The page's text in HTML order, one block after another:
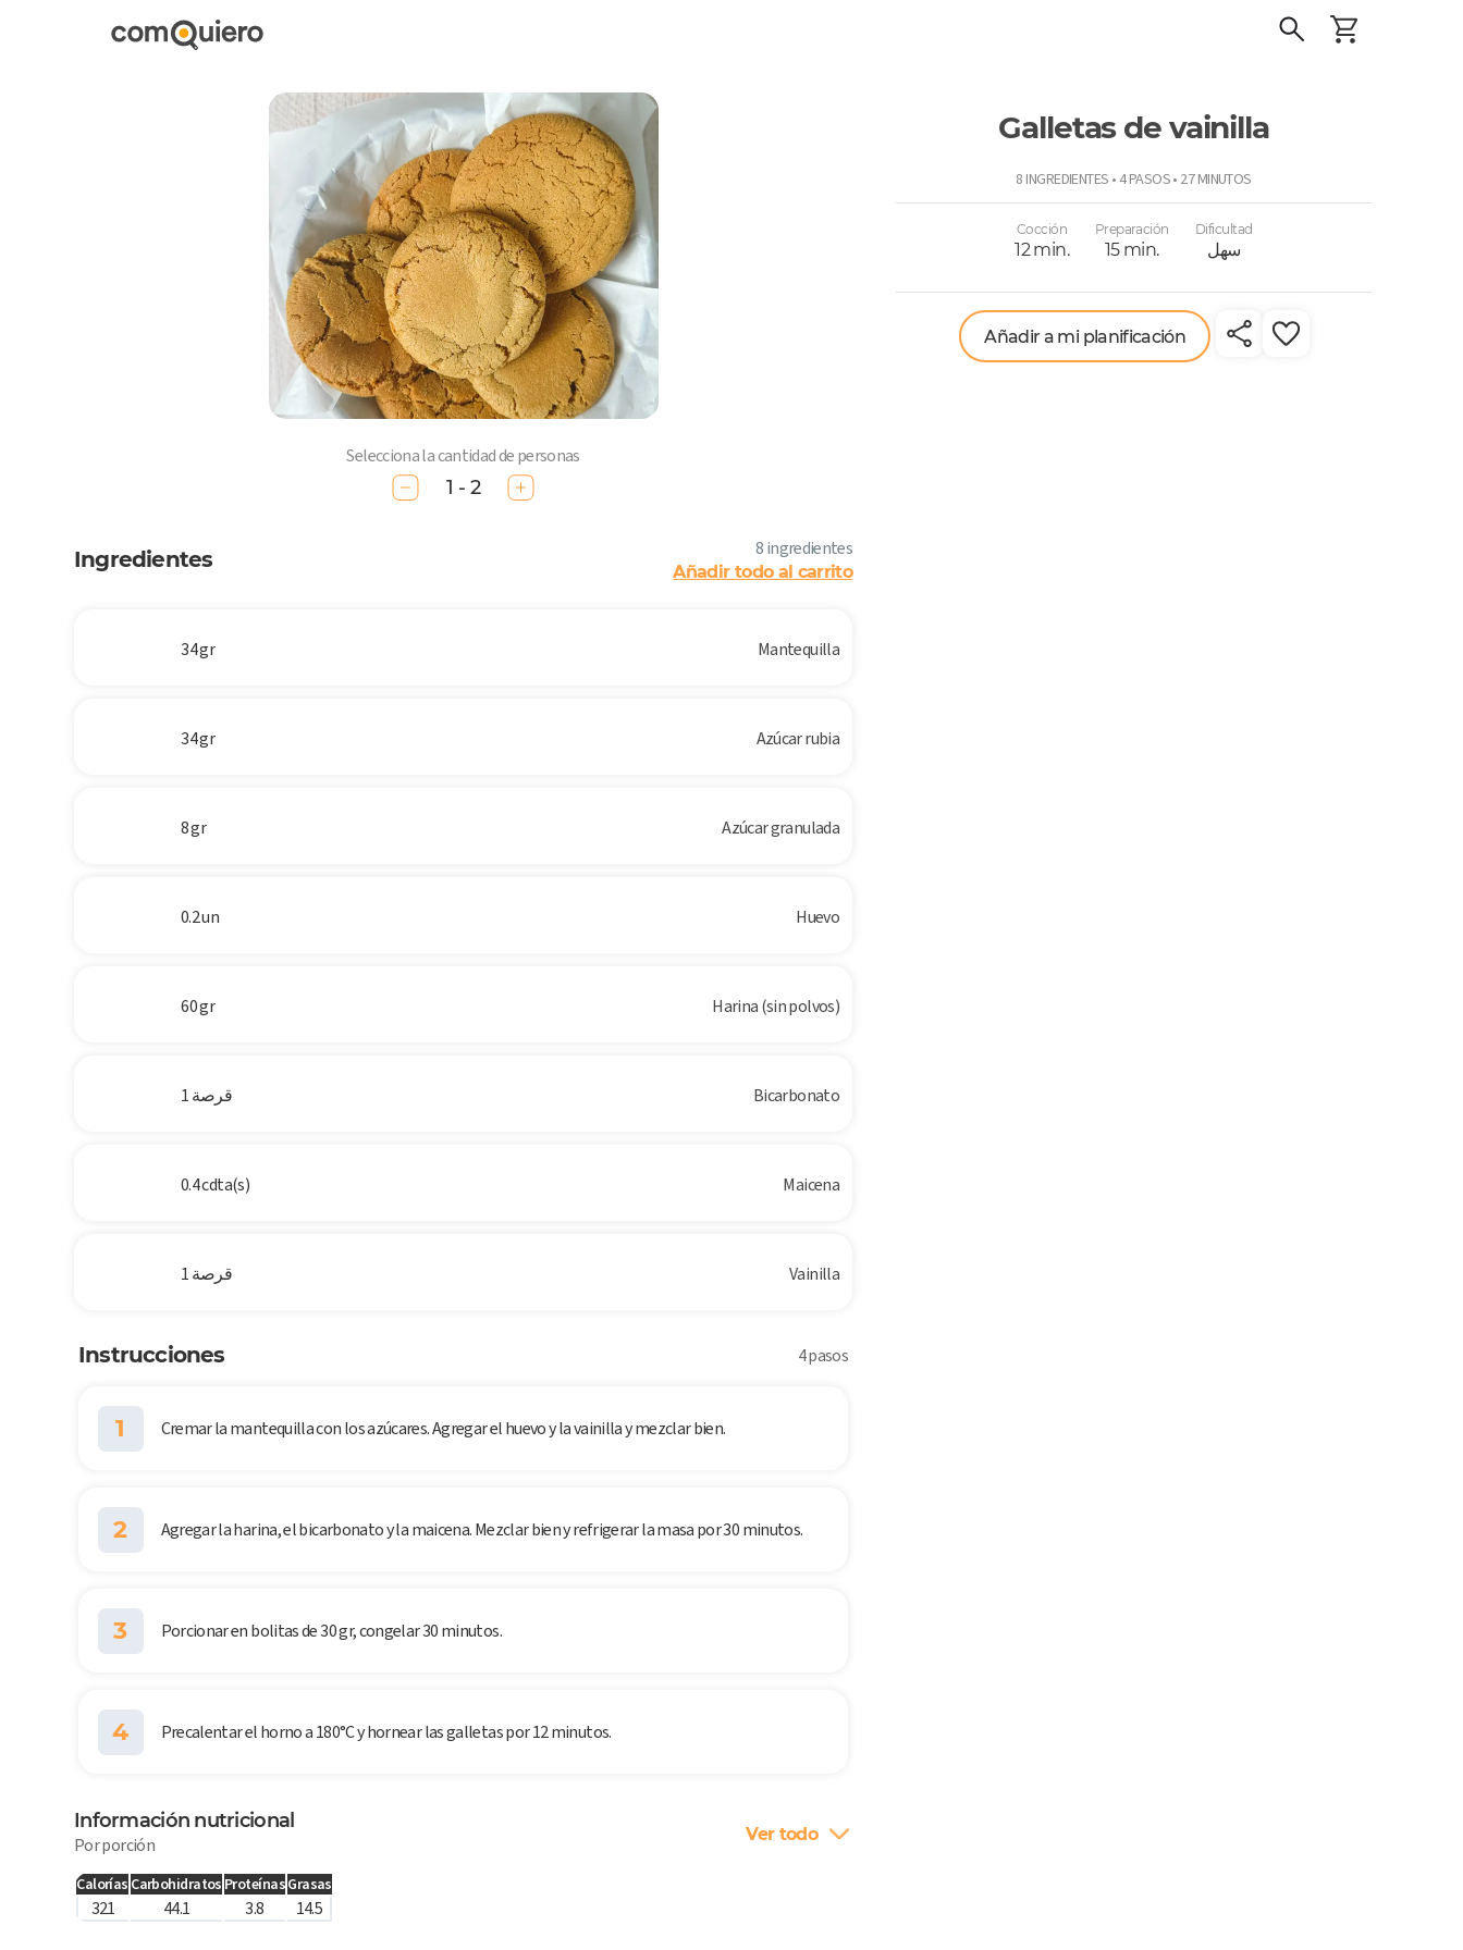
Galletas de vainilla
8 INGREDIENTES • 4 PASOS • 27 MINUTOS
Cocción
12 min.
Preparación
15 min.
Dificultad
سهل
Añadir a mi planificación
Selecciona la cantidad de personas
1 - 2
Ingredientes 8 ingredientes
Añadir todo al carrito
34 gr Mantequilla
34 gr Azúcar rubia
8 gr Azúcar granulada
0.2 un Huevo
60 gr Harina (sin polvos)
1 قرصة Bicarbonato
0.4 cdta(s) Maicena
1 قرصة Vainilla
Instrucciones 4 pasos
1 Cremar la mantequilla con los azúcares. Agregar el huevo y la vainilla y mezclar bien.
2 Agregar la harina, el bicarbonato y la maicena. Mezclar bien y refrigerar la masa por 30 minutos.
3 Porcionar en bolitas de 30 gr, congelar 30 minutos.
4 Precalentar el horno a 180°C y hornear las galletas por 12 minutos.
Información nutricional
Por porción Ver todo
Calorías Carbohidratos ProteínasGrasas
321 44.1 3.8 14.5